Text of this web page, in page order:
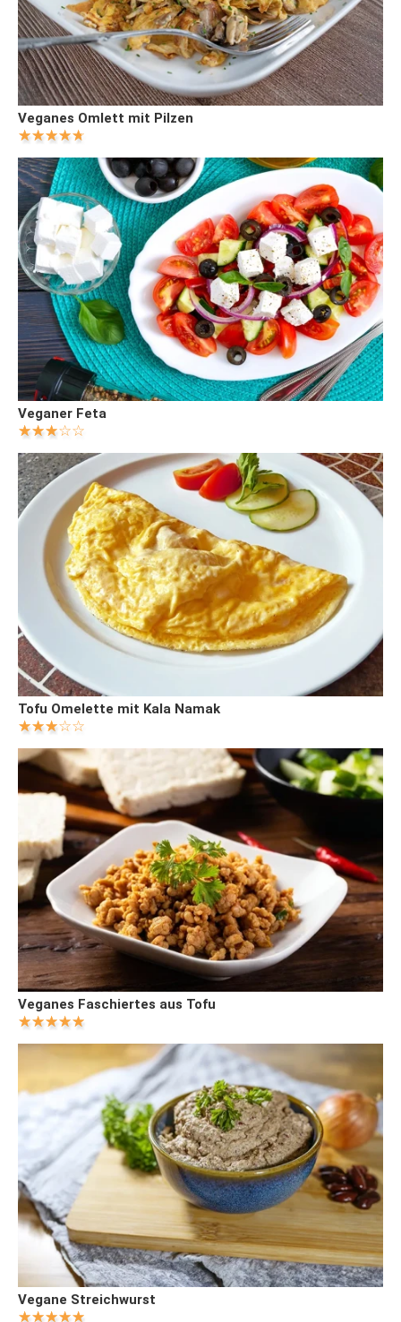
Veganes Omlett mit Pilzen
Veganer Feta
Tofu Omelette mit Kala Namak
Veganes Faschiertes aus Tofu
Vegane Streichwurst